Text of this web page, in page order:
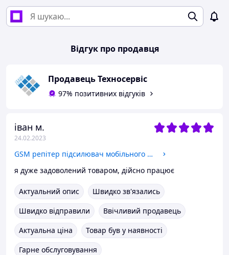
Відгук про продавця
Продавець Техносервіс
97% позитивних відгуків
іван м.
24.02.2023
GSM репітер підсилювач мобільного зв'язку 900 МГц
я дуже задоволений товаром, дійсно працює
Актуальний опис
Швидко зв'язались
Швидко відправили
Ввічливий продавець
Актуальна ціна
Товар був у наявності
Гарне обслуговування